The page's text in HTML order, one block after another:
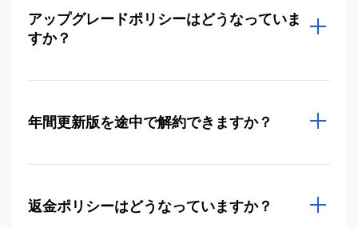
アップグレードポリシーはどうなっていま
すか？
年間更新版を途中で解約できますか？
返金ポリシーはどうなっていますか？